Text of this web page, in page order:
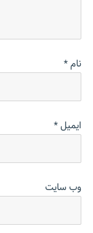
نام*
ایمیل*
وب‌ سایت